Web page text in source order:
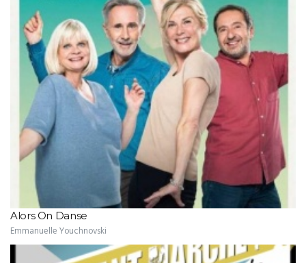
Alors On Danse
Emmanuelle Youchnovski